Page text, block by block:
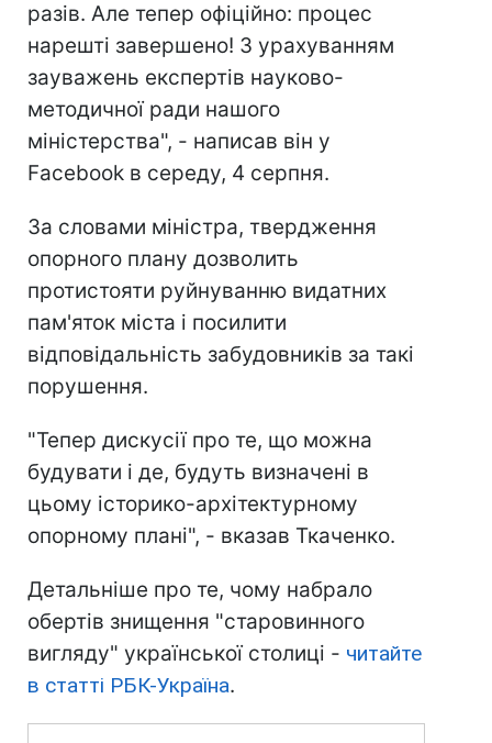
разів. Але тепер офіційно: процес
нарешті завершено! З урахуванням
зауважень експертів науково-
методичної ради нашого
міністерства", - написав він у
Facebook в середу, 4 серпня.
За словами міністра, твердження
опорного плану дозволить
протистояти руйнуванню видатних
пам'яток міста і посилити
відповідальність забудовників за такі
порушення.
"Тепер дискусії про те, що можна
будувати і де, будуть визначені в
цьому історико-архітектурному
опорному плані", - вказав Ткаченко.
Детальніше про те, чому набрало
обертів знищення "старовинного
вигляду" української столиці - читайте
в статті РБК-Україна.